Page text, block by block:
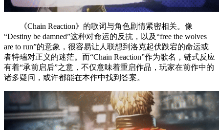
《Chain Reaction》的歌词与角色剧情紧密相关。像
“Destiny be damned”这种对命运的反抗，以及“free the wolves
are to run”的意象，很容易让人联想到洛克起伏跌宕的命运或
者特瑞对正义的迷茫。而“Chain Reaction”作为歌名，链式反应
有着“承前启后”之意，不仅意味着重启作品，玩家在前作中的
诸多疑问，或许都能在本作中找到答案。